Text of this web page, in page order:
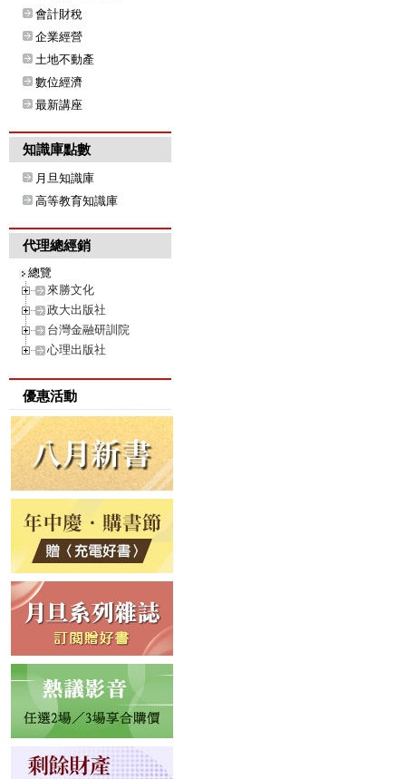
會計財稅
企業經營
土地不動產
數位經濟
最新講座
知識庫點數
月旦知識庫
高等教育知識庫
代理總經銷
總覽
來勝文化
政大出版社
台灣金融研訓院
心理出版社
優惠活動